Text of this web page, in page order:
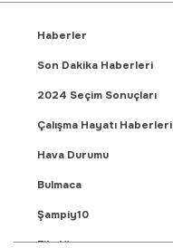
Haberler
Son Dakika Haberleri
2024 Seçim Sonuçları
Çalışma Hayatı Haberleri
Hava Durumu
Bulmaca
Şampiy10
Fikstür